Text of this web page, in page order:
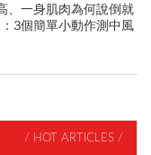
、一身肌肉為何說倒就
3個簡單小動作測中風
/ HOT ARTICLES /